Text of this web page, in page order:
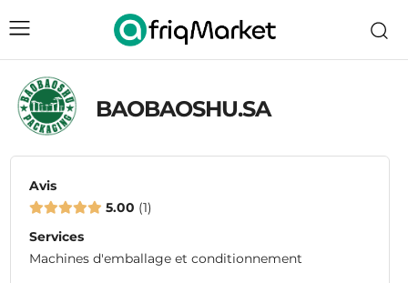
BAOBAOSHU.SA
Avis
5.00 1
Services
Machines d'emballage et conditionnement